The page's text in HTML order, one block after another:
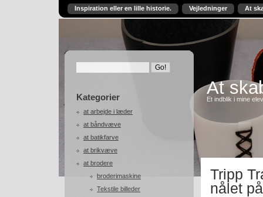
Inspiration eller en lille historie. Vejledninger At
Kategorier
at arbejde i læder
at båndvæve
at batikfarve
at brikvæve
at brodere
broderimaskine
Tekstile billeder
At
Et indblik i mine
Tripp
nålet